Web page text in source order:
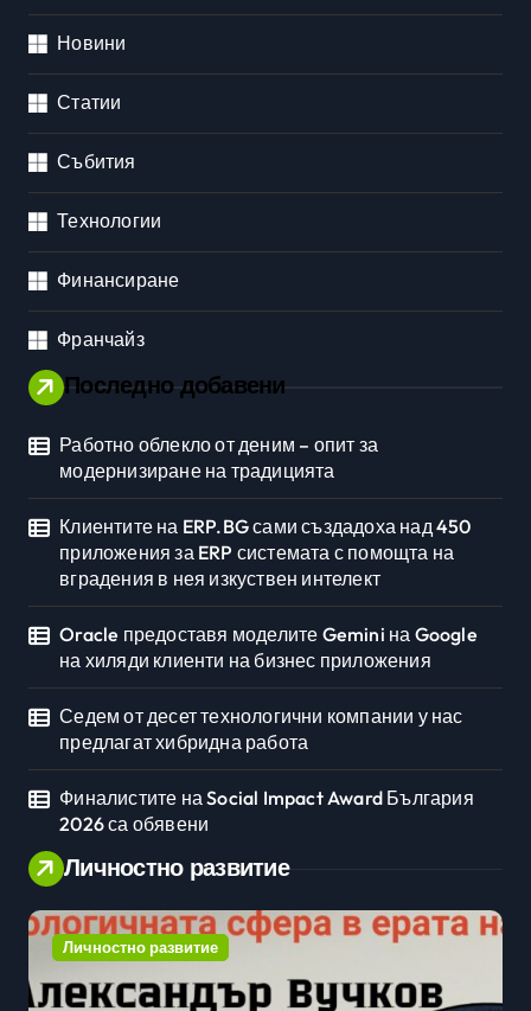
Новини
Статии
Събития
Технологии
Финансиране
Франчайз
Последно добавени
Работно облекло от деним – опит за
модернизиране на традицията
Клиентите на ERP.BG сами създадоха над 450
приложения за ERP системата с помощта на
вградения в нея изкуствен интелект
Oracle предоставя моделите Gemini на Google
на хиляди клиенти на бизнес приложения
Седем от десет технологични компании у нас
предлагат хибридна работа
Финалистите на Social Impact Award България
2026 са обявени
Личностно развитие
Личностно развитие